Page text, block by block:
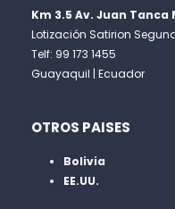
Km 3.5 Av. Juan Tanca
Lotización Satirion
Telf: 99 173 1455
Guayaquil | Ecuador
OTROS PAISES
Bolivia
EE.UU.